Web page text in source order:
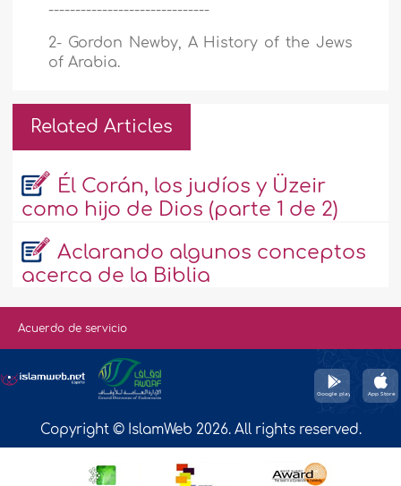
------------------------------
2- Gordon Newby, A History of the Jews
of Arabia.
Related Articles
Él Corán, los judíos y Üzeir
como hijo de Dios (parte 1 de 2)
Aclarando algunos conceptos
acerca de la Biblia
Acuerdo de servicio
Copyright © IslamWeb 2026. All rights reserved.